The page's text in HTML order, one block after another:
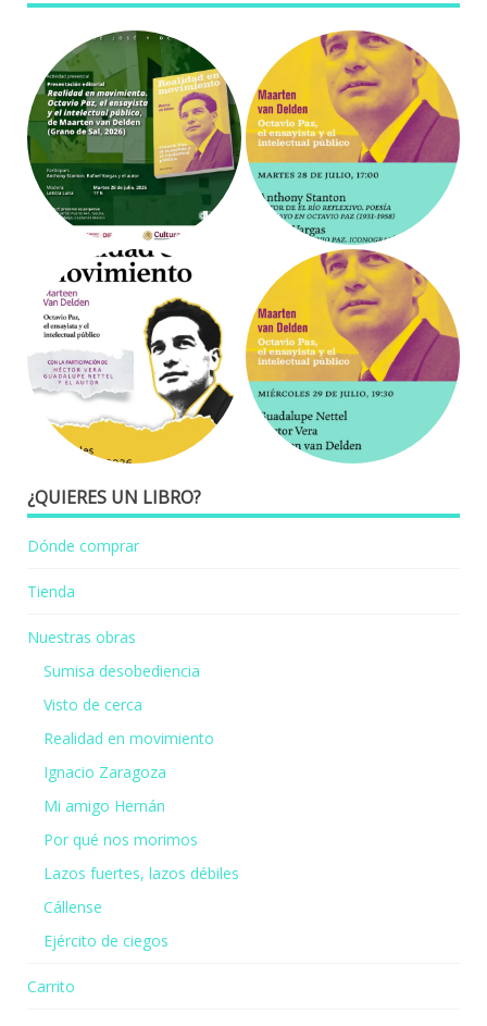
¿QUIERES UN LIBRO?
Dónde comprar
Tienda
Nuestras obras
Sumisa desobediencia
Visto de cerca
Realidad en movimiento
Ignacio Zaragoza
Mi amigo Hernán
Por qué nos morimos
Lazos fuertes, lazos débiles
Cállense
Ejército de ciegos
Carrito